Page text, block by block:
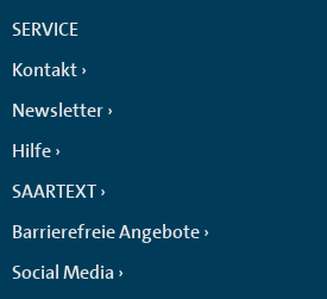
SERVICE
Kontakt
Newsletter
Hilfe
SAARTEXT
Barrierefreie Angebote
Social Media